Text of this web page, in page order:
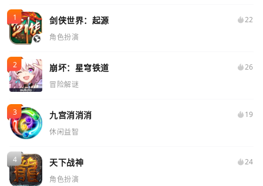
剑侠世界：起源
22
角色扮演
崩坏：星穹铁道
26
冒险解谜
九宫消消消
19
休闲益智
天下战神
24
角色扮演